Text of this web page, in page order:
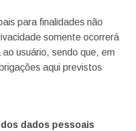
para finalidades não
somente ocorrerá
usuário, sendo que, em
aqui previstos
dados pessoais